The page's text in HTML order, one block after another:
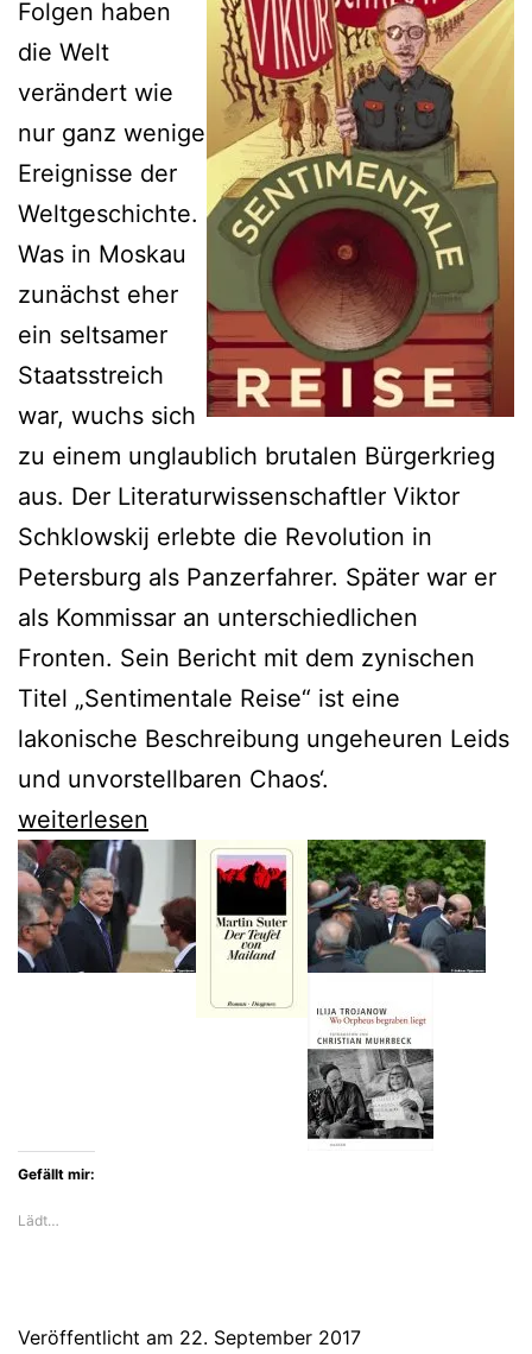
Folgen haben
die Welt
verändert wie
nur ganz wenige
Ereignisse der
Weltgeschichte.
Was in Moskau
zunächst eher
ein seltsamer
Staatsstreich
war, wuchs sich
zu einem unglaublich brutalen Bürgerkrieg
aus. Der Literaturwissenschaftler Viktor
Schklowskij erlebte die Revolution in
Petersburg als Panzerfahrer. Später war er
als Kommissar an unterschiedlichen
Fronten. Sein Bericht mit dem zynischen
Titel „Sentimentale Reise“ ist eine
lakonische Beschreibung ungeheuren Leids
und unvorstellbaren Chaos‘.
Viktor
Schklowskij
schildert
die
Grauen
weiterlesen
Gefällt mir:
Lädt…
Veröffentlicht am 22. September 2017